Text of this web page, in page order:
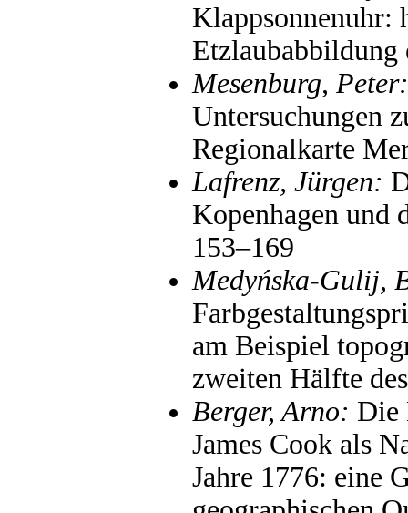
Klappsonnenuhr:
Etzlaubabbildung
Mesenburg, Peter:
Untersuchungen
Regionalkarte
Lafrenz, Jürgen:
Kopenhagen und
153–169
Medyńska-Gulij,
am Beispiel
zweiten Hälfte
Berger, Arno: Die
James Cook als
Jahre 1776: eine